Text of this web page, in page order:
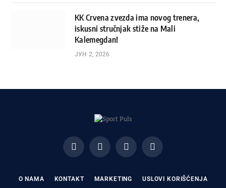
KK Crvena zvezda ima novog trenera,
iskusni stručnjak stiže na Mali
Kalemegdan!
ЈУН 2, 2026
FacebookX
(Twitter)
InstagramPinterest
O NAMA KONTAKT MARKETING USLOVI KORIŠĆENJA